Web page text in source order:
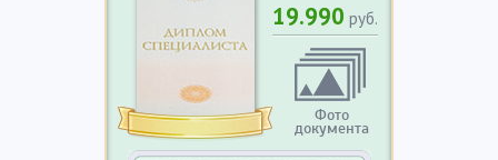
19.990 руб.
Фото
документа